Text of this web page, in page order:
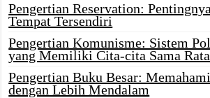
Pengertian Reservation:
Tempat Tersendiri
Pengertian Komunisme: Sistem
yang Memiliki Cita-cita Sama Rata
Pengertian Buku Besar:
dengan Lebih Mendalam